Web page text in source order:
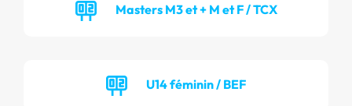
Masters M3 et + M et F / TCX
U14 féminin / BEF